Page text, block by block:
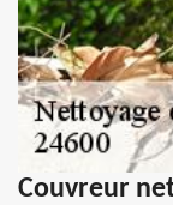
Couvreur